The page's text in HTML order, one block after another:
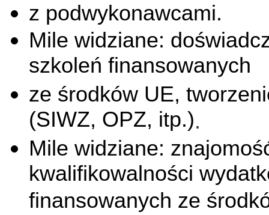
z podwykonawcami.
Mile widziane:
szkoleń finansowanych
ze środków UE,
(SIWZ, OPZ, itp.).
Mile widziane:
kwalifikowalności
finansowanych ze